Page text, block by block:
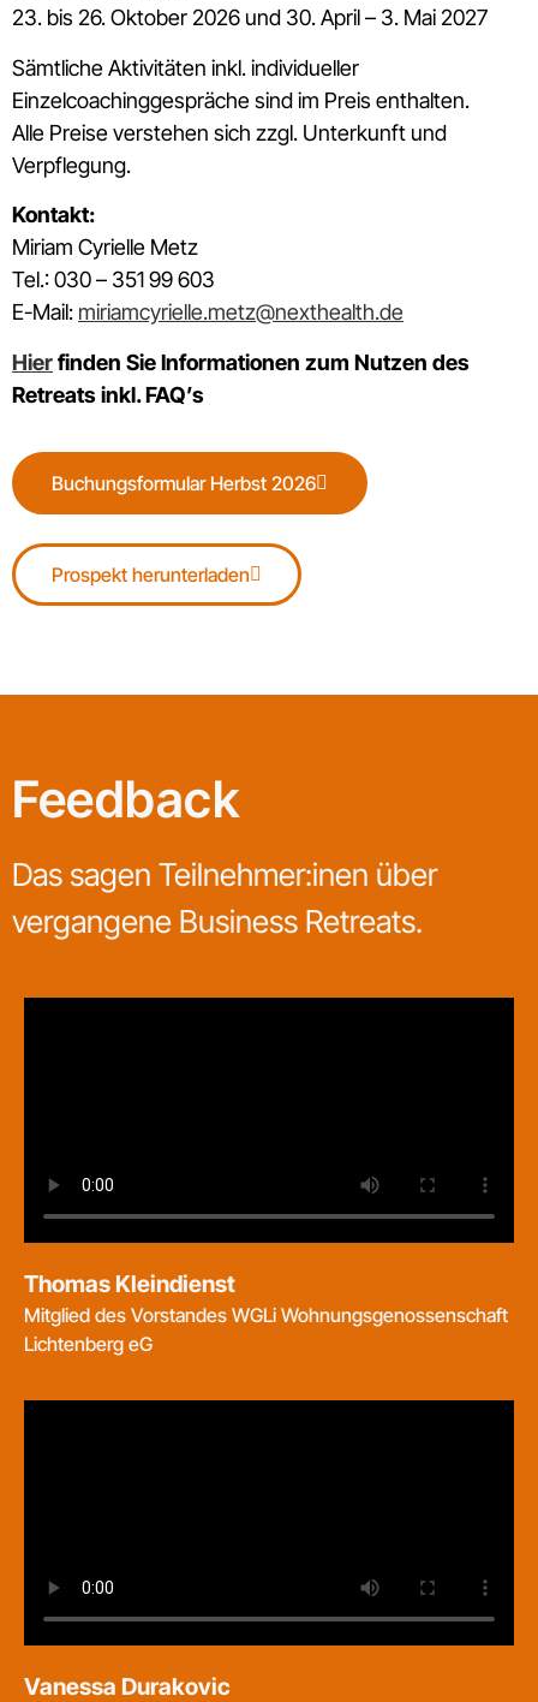
23. bis 26. Oktober 2026 und 30. April – 3. Mai 2027
Sämtliche Aktivitäten inkl. individueller
Einzelcoachinggespräche sind im Preis enthalten.
Alle Preise verstehen sich zzgl. Unterkunft und
Verpflegung.
Kontakt:
Miriam Cyrielle Metz
Tel.: 030 – 351 99 603
E-Mail: miriamcyrielle.metz@nexthealth.de
Hierfinden Sie Informationen zum Nutzen des
Retreats inkl. FAQ’s
Buchungsformular Herbst 2026
Prospekt herunterladen
Feedback
Das sagen Teilnehmer:inen über
vergangene Business Retreats.
Thomas Kleindienst
Mitglied des Vorstandes WGLi Wohnungsgenossenschaft
Lichtenberg eG
Vanessa Durakovic